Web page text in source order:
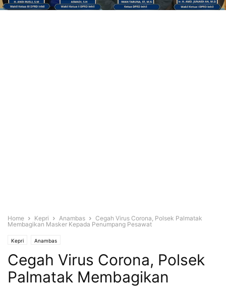
Home Kepri Anambas
Cegah Virus Corona, Polsek Palmatak
Membagikan Masker Kepada Penumpang Pesawat
Kepri Anambas
Cegah Virus Corona, Polsek
Palmatak Membagikan